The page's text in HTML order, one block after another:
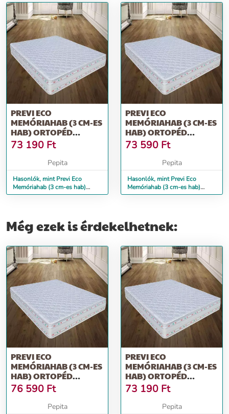
PREVI ECO
MEMÓRIAHAB (3 CM-ES
HAB) ORTOPÉD
MATRAC, ALOE VERA,
10...
73 190 Ft
Pepita
Hasonlók, mint Previ Eco
Memóriahab (3 cm-es hab)
ortopéd matrac, Aloe Vera, 10...
PREVI ECO
MEMÓRIAHAB (3 CM-ES
HAB) ORTOPÉD
MATRAC, ALOE VERA,
12...
73 590 Ft
Pepita
Hasonlók, mint Previ Eco
Memóriahab (3 cm-es hab)
ortopéd matrac, Aloe Vera, 12...
Még ezek is érdekelhetnek:
PREVI ECO
MEMÓRIAHAB (3 CM-ES
HAB) ORTOPÉD
MATRAC, ALOE VERA,
14...
76 590 Ft
Pepita
PREVI ECO
MEMÓRIAHAB (3 CM-ES
HAB) ORTOPÉD
MATRAC, ALOE VERA,
16...
73 190 Ft
Pepita